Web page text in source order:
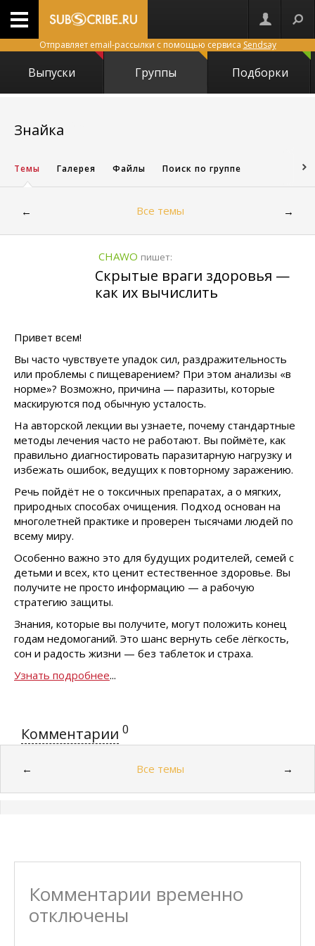
Отправляет email-рассылки с помощью сервиса Sendsay
Выпуски Группы Подборки
Знайка
Темы Галерея Файлы Поиск по группе
← Все темы →
CHAWO пишет:
Скрытые враги здоровья —
как их вычислить
Привет всем!
Вы часто чувствуете упадок сил, раздражительность
или проблемы с пищеварением? При этом анализы «в
норме»? Возможно, причина — паразиты, которые
маскируются под обычную усталость.
На авторской лекции вы узнаете, почему стандартные
методы лечения часто не работают. Вы поймёте, как
правильно диагностировать паразитарную нагрузку и
избежать ошибок, ведущих к повторному заражению.
Речь пойдёт не о токсичных препаратах, а о мягких,
природных способах очищения. Подход основан на
многолетней практике и проверен тысячами людей по
всему миру.
Особенно важно это для будущих родителей, семей с
детьми и всех, кто ценит естественное здоровье. Вы
получите не просто информацию — а рабочую
стратегию защиты.
Знания, которые вы получите, могут положить конец
годам недомоганий. Это шанс вернуть себе лёгкость,
сон и радость жизни — без таблеток и страха.
Узнать подробнее...
Комментарии 0
← Все темы →
Комментарии временно
отключены